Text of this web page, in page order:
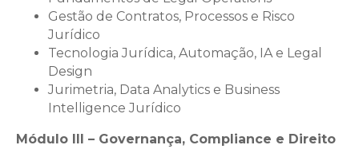
Gestão de Contratos, Processos e Risco
Jurídico
Tecnologia Jurídica, Automação, IA e Legal
Design
Jurimetria, Data Analytics e Business
Intelligence Jurídico
Módulo III – Governança, Compliance e Direito